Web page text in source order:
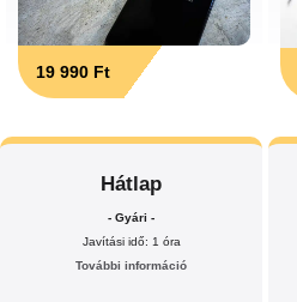
19 990 Ft
Hátlap
- Gyári -
Javítási idő: 1 óra
További információ